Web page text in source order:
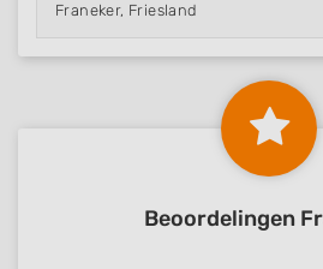
Franeker, Friesland
Beoordelingen